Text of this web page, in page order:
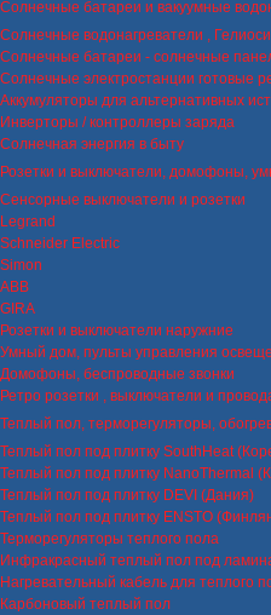
Солнечные батареи и вакуумные
Солнечные водонагреватели ,
Солнечные батареи - солнечные
Солнечные электростанции готовые
Аккумуляторы для альтернативных
Инверторы / контроллеры заряда
Солнечная энергия в быту
Розетки и выключатели, домофоны,
Сенсорные выключатели и розетки
Legrand
Schneider Electric
Simon
ABB
GIRA
Розетки и выключатели наружние
Умный дом, пульты управления
Домофоны, беспроводные звонки
Ретро розетки , выключатели и
Теплый пол, терморегуляторы,
Теплый пол под плитку SouthHeat
Теплый пол под плитку NanoThermal
Теплый пол под плитку DEVI (Дания)
Теплый пол под плитку ENSTO
Терморегуляторы теплого пола
Инфракрасный теплый пол под
Нагревательный кабель для теплого
Карбоновый теплый пол